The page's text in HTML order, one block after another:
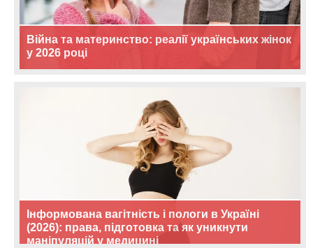
Війна та материнство: реалії українських жінок
у 2026 році
Інформована вагітність і пологи в Україні
(2026): права, підготовка та як уникнути
маніпуляцій у медицині